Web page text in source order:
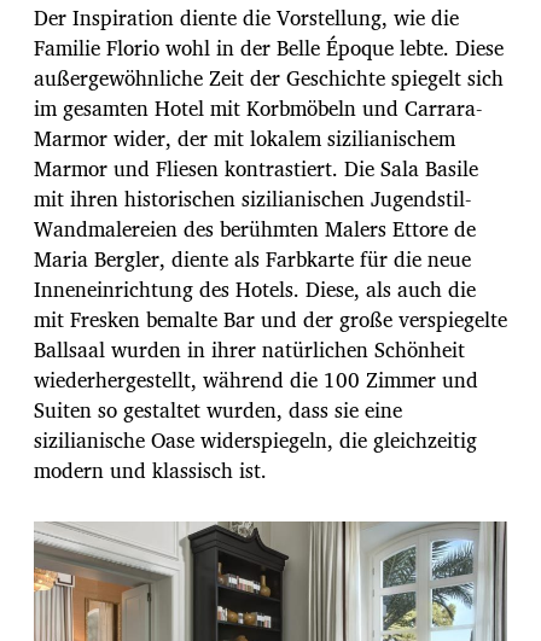
Der Inspiration diente die Vorstellung, wie die
Familie Florio wohl in der Belle Époque lebte. Diese
außergewöhnliche Zeit der Geschichte spiegelt sich
im gesamten Hotel mit Korbmöbeln und Carrara-
Marmor wider, der mit lokalem sizilianischem
Marmor und Fliesen kontrastiert. Die Sala Basile
mit ihren historischen sizilianischen Jugendstil-
Wandmalereien des berühmten Malers Ettore de
Maria Bergler, diente als Farbkarte für die neue
Inneneinrichtung des Hotels. Diese, als auch die
mit Fresken bemalte Bar und der große verspiegelte
Ballsaal wurden in ihrer natürlichen Schönheit
wiederhergestellt, während die 100 Zimmer und
Suiten so gestaltet wurden, dass sie eine
sizilianische Oase widerspiegeln, die gleichzeitig
modern und klassisch ist.